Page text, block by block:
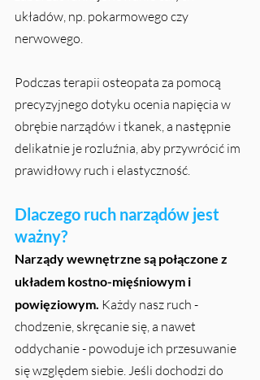
układów, np. pokarmowego czy
nerwowego.
Podczas terapii osteopata za pomocą
precyzyjnego dotyku ocenia napięcia w
obrębie narządów i tkanek, a następnie
delikatnie je rozluźnia, aby przywrócić im
prawidłowy ruch i elastyczność.
Dlaczego ruch narządów jest
ważny?
Narządy wewnętrzne są połączone z
układem kostno-mięśniowym i
powięziowym. Każdy nasz ruch -
chodzenie, skręcanie się, a nawet
oddychanie - powoduje ich przesuwanie
się względem siebie. Jeśli dochodzi do